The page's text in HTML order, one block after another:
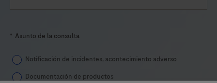
basadas
en
PCR
para
* Asunto de la consulta
Notificación de incidentes, acontecimiento adverso
Documentación de productos